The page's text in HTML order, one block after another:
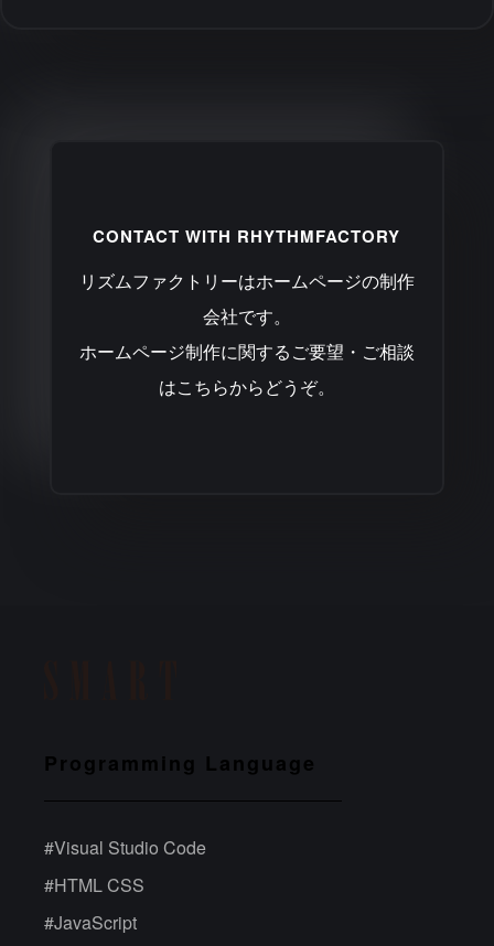
CONTACT WITH RHYTHMFACTORY
リズムファクトリーはホームページの制作
会社です。
ホームページ制作に関するご要望・ご相談
はこちらからどうぞ。
Programming Language
#Visual Studio Code
#HTML CSS
#JavaScript